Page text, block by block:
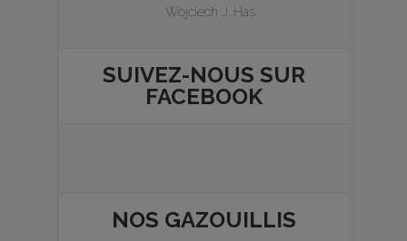
Wojciech J. Has
SUIVEZ-NOUS SUR
FACEBOOK
NOS GAZOUILLIS